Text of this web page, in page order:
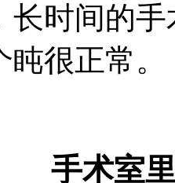
长时间的
很正常。
手术室